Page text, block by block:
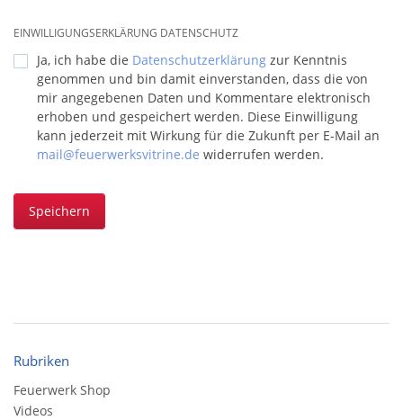
EINWILLIGUNGSERKLÄRUNG DATENSCHUTZ
Ja, ich habe die Datenschutzerklärung zur Kenntnis
genommen und bin damit einverstanden, dass die von
mir angegebenen Daten und Kommentare elektronisch
erhoben und gespeichert werden. Diese Einwilligung
kann jederzeit mit Wirkung für die Zukunft per E-Mail an
mail@feuerwerksvitrine.de widerrufen werden.
Speichern
Rubriken
Feuerwerk Shop
Videos